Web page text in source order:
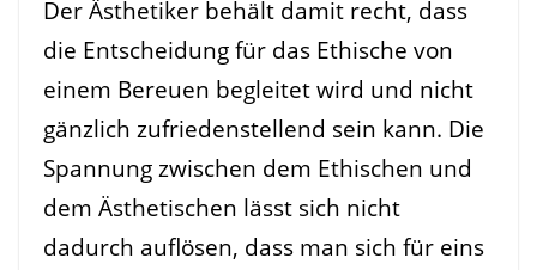
Der Ästhetiker behält damit recht, dass
die Entscheidung für das Ethische von
einem Bereuen begleitet wird und nicht
gänzlich zufriedenstellend sein kann. Die
Spannung zwischen dem Ethischen und
dem Ästhetischen lässt sich nicht
dadurch auflösen, dass man sich für eins